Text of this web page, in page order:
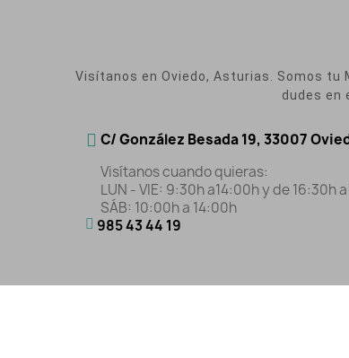
Visítanos en Oviedo, Asturias. Somos
dudes en
C/ González Besada 19, 33007
Visítanos cuando quieras:
LUN - VIE: 9:30h a14:00h y de 16:30h
SÁB: 10:00h a 14:00h
985 43 44 19